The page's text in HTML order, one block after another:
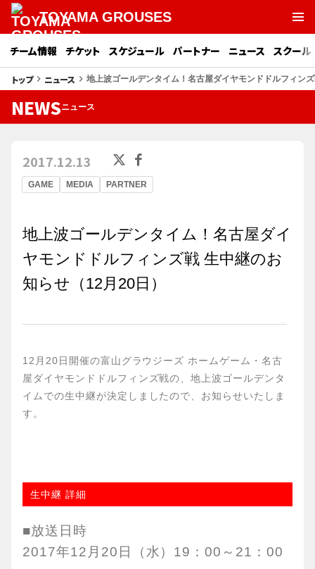
TOYAMA GROUSES
チーム情報 チケット スケジュール パートナー ニュース スクール
トップkeyboard_arrow_right ニュース keyboard_arrow_right 地上波ゴールデンタイム！名古屋ダイヤモンドドルフィン
NEWSニュース
GAME MEDIA PARTNER
2017.12.13
地上波ゴールデンタイム！名古屋ダイ
ヤモンドドルフィンズ戦 生中継のお
知らせ（12月20日）
12月20日開催の富山グラウジーズ ホームゲーム・名古
屋ダイヤモンドドルフィンズ戦の、地上波ゴールデンタ
イムでの生中継が決定しましたので、お知らせいたしま
す。
生中継 詳細
■放送日時
2017年12月20日（水）19：00～21：00